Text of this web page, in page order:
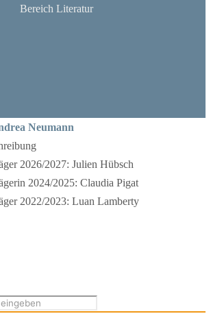
Bereich Literatur
Neumann
2026/2027: Julien Hübsch
2024/2025: Claudia Pigat
2022/2023: Luan Lamberty